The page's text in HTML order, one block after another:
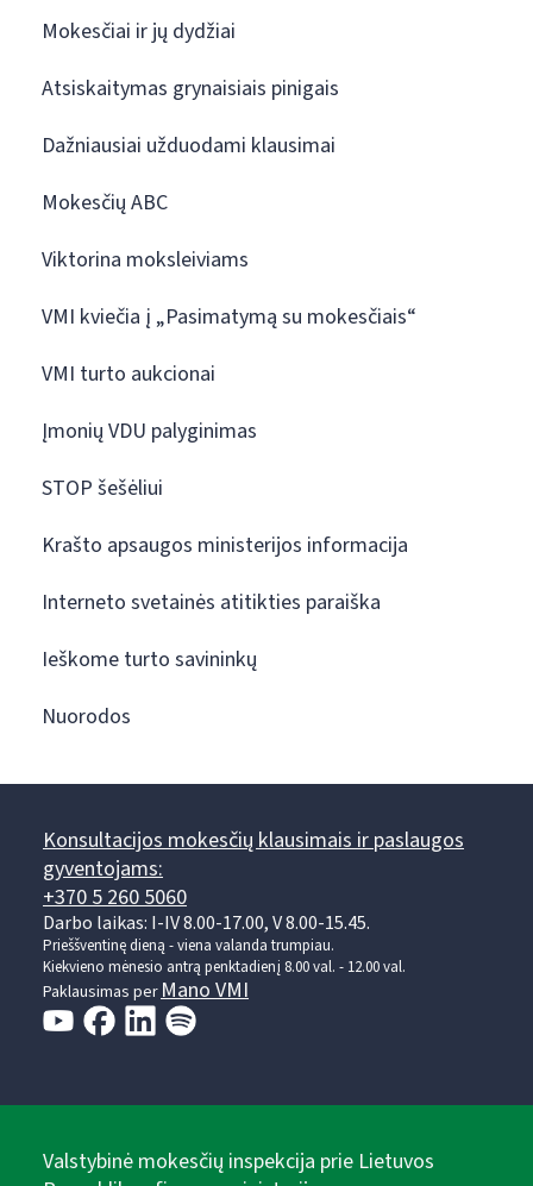
Mokesčiai ir jų dydžiai
Atsiskaitymas grynaisiais pinigais
Dažniausiai užduodami klausimai
Mokesčių ABC
Viktorina moksleiviams
VMI kviečia į „Pasimatymą su mokesčiais“
VMI turto aukcionai
Įmonių VDU palyginimas
STOP šešėliui
Krašto apsaugos ministerijos informacija
Interneto svetainės atitikties paraiška
Ieškome turto savininkų
Nuorodos
Konsultacijos mokesčių klausimais ir paslaugos
gyventojams:
+370 5 260 5060
Darbo laikas: I-IV 8.00-17.00, V 8.00-15.45.
Prieššventinę dieną - viena valanda trumpiau.
Kiekvieno mėnesio antrą penktadienį 8.00 val. - 12.00 val.
Paklausimas perMano VMI
Valstybinė mokesčių inspekcija prie Lietuvos